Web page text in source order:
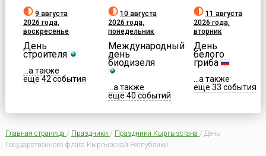
9 августа
2026 года,
воскресенье
День
строителя
...а также
еще 42 события
10 августа
2026 года,
понедельник
Международный
день
биодизеля
...а также
еще 40 событий
11 августа
2026 года,
вторник
День
белого
гриба
...а также
еще 33 события
Главная страница / Праздники / Праздники Кыргызстана / День
Государственного флага Кыргызской Республики